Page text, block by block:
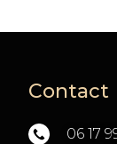
Contact
06 17